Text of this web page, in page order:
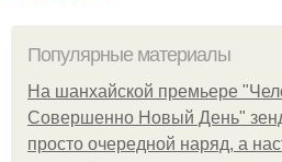
Популярные материалы
На шанхайской премьере
Совершенно Новый День"
просто очередной наряд, а